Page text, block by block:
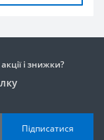
і знижки?
Підписатися